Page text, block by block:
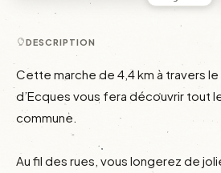
DESCRIPTION
Cette marche de 4,4 km à travers
d’Ecques vous fera découvrir tout
commune.
Au fil des rues, vous longerez de